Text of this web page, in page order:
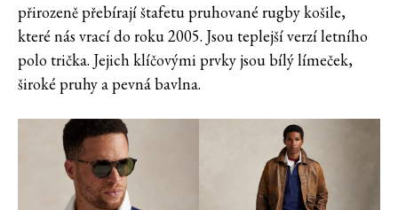
přirozeně přebírají štafetu pruhované rugby košile,
které nás vrací do roku 2005. Jsou teplejší verzí letního
polo trička. Jejich klíčovými prvky jsou bílý límeček,
široké pruhy a pevná bavlna.